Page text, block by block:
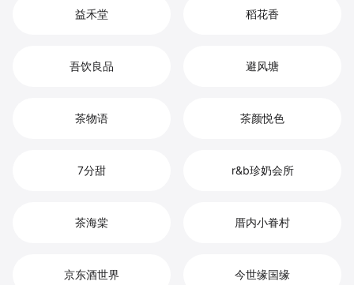
益禾堂 稻花香
吾饮良品 避风塘
茶物语 茶颜悦色
7分甜 r&b珍奶会所
茶海棠 厝内小眷村
京东酒世界 今世缘国缘